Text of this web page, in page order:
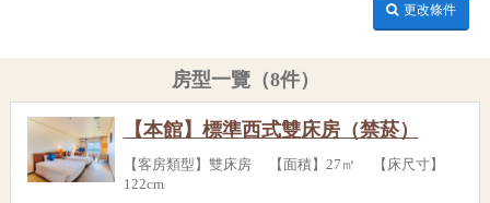
更改條件
房型一覽（8件）
【本館】標準西式雙床房（禁菸）
【客房類型】雙床房 【面積】27㎡ 【床尺寸】
122cm